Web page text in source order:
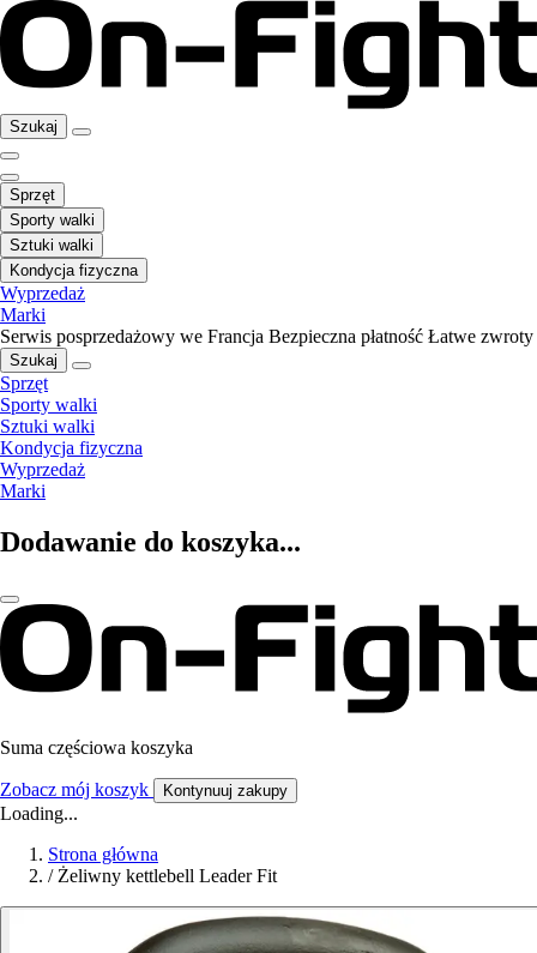
Szukaj
Sprzęt
Sporty walki
Sztuki walki
Kondycja fizyczna
Wyprzedaż
Marki
Serwis posprzedażowy we Francja Bezpieczna płatność Łatwe zwroty
Szukaj
Sprzęt
Sporty walki
Sztuki walki
Kondycja fizyczna
Wyprzedaż
Marki
Dodawanie do koszyka...
Suma częściowa koszyka
Zobacz mój koszyk Kontynuuj zakupy
Loading...
Strona główna
/ Żeliwny kettlebell Leader Fit